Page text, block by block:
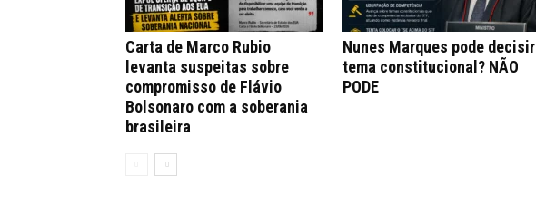
Carta de Marco Rubio
levanta suspeitas sobre
compromisso de Flávio
Bolsonaro com a soberania
brasileira
Nunes Marques pode decisir
tema constitucional? NÃO
PODE